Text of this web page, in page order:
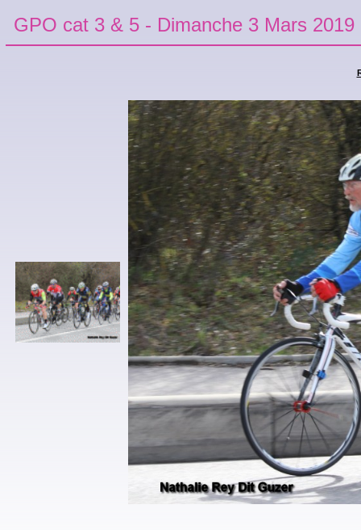
GPO cat 3 & 5 - Dimanche 3 Mars 2019